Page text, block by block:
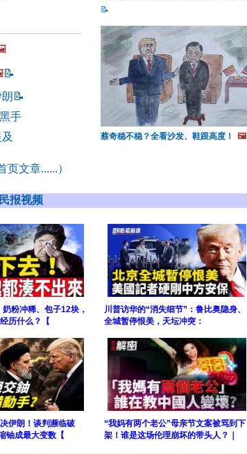
📝
📝
手
页文章......）
📝
蔡奇稳不稳？全看沙发、鞋跟高度！ 🖼️
报视频
粉冲稀、包子12块，
历什么？【
川普访华的“消失细节”：鲁比奥隐身、
全城暂停恨美，天坛冲突：
伊朗！谈判濒临破
铀成最大变数【
“我妈有两个老公”母亲节文案被骂到下
架！谁是这场伦理崩坏的带头人？｜